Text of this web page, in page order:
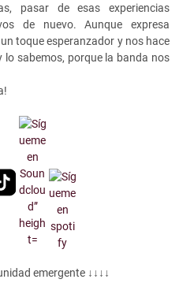
pasar de esas experiencias
de nuevo. Aunque expresa
toque esperanzador y nos hace
lo sabemos, porque la banda nos
emergente ↓↓↓↓